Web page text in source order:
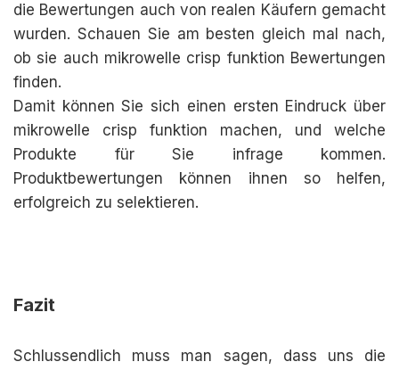
die Bewertungen auch von realen Käufern gemacht
wurden. Schauen Sie am besten gleich mal nach,
ob sie auch mikrowelle crisp funktion Bewertungen
finden.
Damit können Sie sich einen ersten Eindruck über
mikrowelle crisp funktion machen, und welche
Produkte für Sie infrage kommen.
Produktbewertungen können ihnen so helfen,
erfolgreich zu selektieren.
Fazit
Schlussendlich muss man sagen, dass uns die